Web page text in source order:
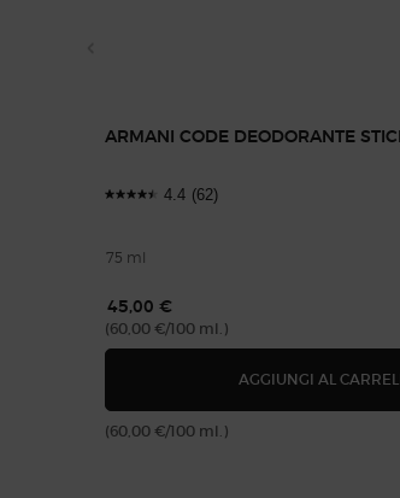
ARMANI CODE DEODORANTE
4.4 (62)
75 ml
45,00 €
(60,00 €/100 ml.)
AGGIUNGI AL
(60,00 €/100 ml.)